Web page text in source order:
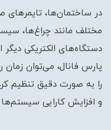
در ساختمان‌ها،
مختلف مانند چراغ‌ها،
دستگاه‌های الکتریکی دیگر
پارس فانال، می‌توان
را به صورت دقیق تنظیم
و افزایش کارایی